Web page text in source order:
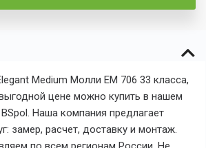
Medium Молли ЕМ 706 33 класса,
цене можно купить в нашем
Наша компания предлагает
замер, расчет, доставку и монтаж.